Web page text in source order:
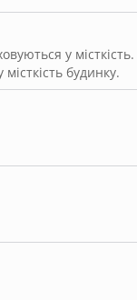
у місткість.
будинку.